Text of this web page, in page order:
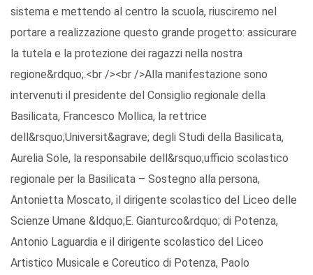
sistema e mettendo al centro la scuola, riusciremo nel
portare a realizzazione questo grande progetto: assicurare
la tutela e la protezione dei ragazzi nella nostra
regione&rdquo;.<br /><br />Alla manifestazione sono
intervenuti il presidente del Consiglio regionale della
Basilicata, Francesco Mollica, la rettrice
dell&rsquo;Universit&agrave; degli Studi della Basilicata,
Aurelia Sole, la responsabile dell&rsquo;ufficio scolastico
regionale per la Basilicata – Sostegno alla persona,
Antonietta Moscato, il dirigente scolastico del Liceo delle
Scienze Umane &ldquo;E. Gianturco&rdquo; di Potenza,
Antonio Laguardia e il dirigente scolastico del Liceo
Artistico Musicale e Coreutico di Potenza, Paolo